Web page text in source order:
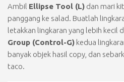
Ambil Ellipse Tool (L) dan mari
panggang ke salad. Buatlah
letakkan lingkaran yang lebih kecil
Group (Control-G) kedua
banyak objek hasil copy, dan
taco.